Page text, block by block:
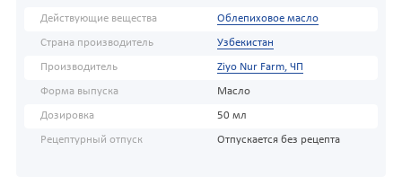
Действующие вещества Облепиховое масло
Страна производитель Узбекистан
Производитель Ziyo Nur Farm, ЧП
Форма выпуска Масло
Дозировка 50 мл
Рецептурный отпуск Отпускается без рецепта